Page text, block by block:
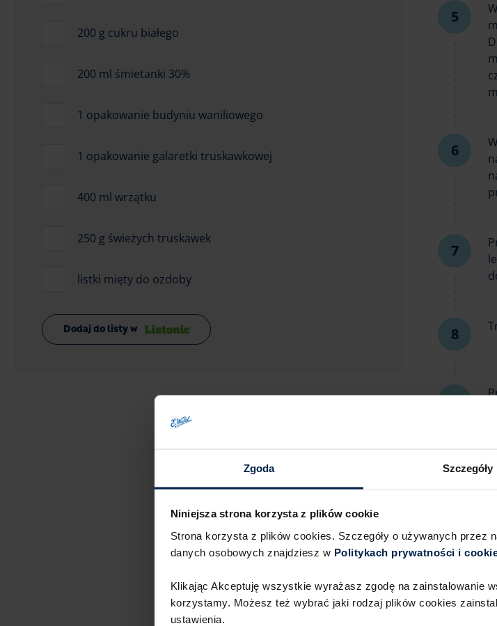
Zgoda Szczegóły
Niniejsza strona korzysta z plików cookie
Strona korzysta z plików cookies. Szczegóły o używanych przez
danych osobowych znajdziesz w Politykach prywatności i
Klikając Akceptuję wszystkie wyrażasz zgodę na zainstalowanie
korzystamy. Możesz też wybrać jaki rodzaj plików cookies
ustawienia.​ ​
200 g cukru białego
200 ml śmietanki 30%
1 opakowanie budyniu waniliowego
1 opakowanie galaretki truskawkowej
400 ml wrzątku
250 g świeżych truskawek
listki mięty do ozdoby
Dodaj do listy w